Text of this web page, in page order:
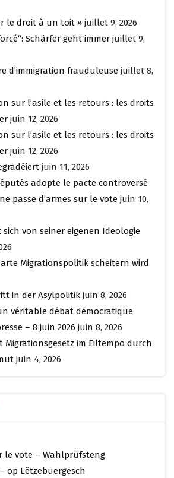
le droit à un toit » juillet 9, 2026
Schärfer geht immer juillet 9,
d’immigration frauduleuse juillet 8,
sur l’asile et les retours : les droits
juin 12, 2026
sur l’asile et les retours : les droits
juin 12, 2026
juin 11, 2026
adopte le pacte controversé
passe d’armes sur le vote juin 10,
von seiner eigenen Ideologie
Migrationspolitik scheitern wird
in der Asylpolitik juin 8, 2026
véritable débat démocratique
– 8 juin 2026 juin 8, 2026
Migrationsgesetz im Eiltempo durch
juin 4, 2026
le vote – Wahlprüfsteng
op Lëtzebuergesch